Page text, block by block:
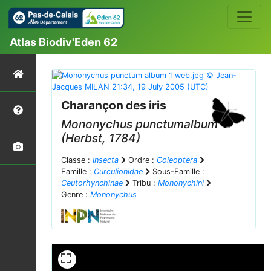
Atlas Biodiv'Eden 62
Charançon des iris
Mononychus punctumalbum
(Herbst, 1784)
Classe : Insecta Ordre : Coleoptera
Famille : Curculionidae
Sous-Famille :
Ceutorhynchinae
Tribu : Mononychini
Genre : Mononychus